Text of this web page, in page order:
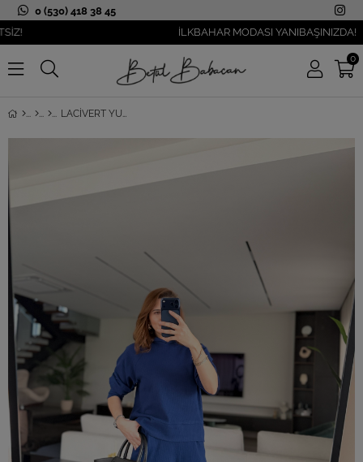
0 (530) 418 38 45
İLKBAHAR MODASI YANIBAŞINIZDA!
0
LACIVERT YUMOŞ KAPŞONLU REGLAN KOL TAKIM